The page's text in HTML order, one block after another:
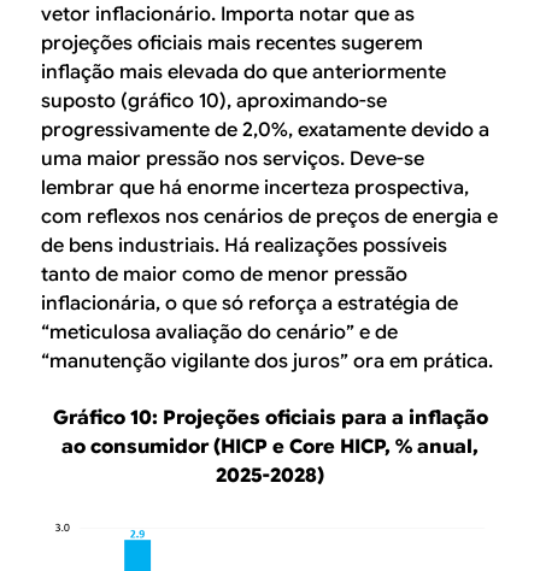
vetor inflacionário. Importa notar que as
projeções oficiais mais recentes sugerem
inflação mais elevada do que anteriormente
suposto (gráfico 10), aproximando-se
progressivamente de 2,0%, exatamente devido a
uma maior pressão nos serviços. Deve-se
lembrar que há enorme incerteza prospectiva,
com reflexos nos cenários de preços de energia e
de bens industriais. Há realizações possíveis
tanto de maior como de menor pressão
inflacionária, o que só reforça a estratégia de
“meticulosa avaliação do cenário” e de
“manutenção vigilante dos juros” ora em prática.
Gráfico 10: Projeções oficiais para a inflação
ao consumidor (HICP e Core HICP, % anual,
2025-2028)